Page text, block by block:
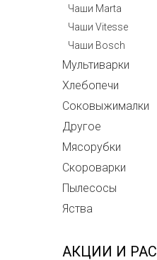
Чаши Marta
Чаши Vitesse
Чаши Bosch
Мультиварки
Хлебопечи
Соковыжималки
Другое
Мясорубки
Скороварки
Пылесосы
Яства
АКЦИИ И